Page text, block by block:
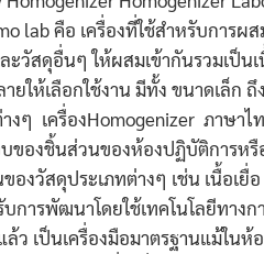
lab คือ เครื่องที่ใช้สำหรับการ
ะวัสดุอื่นๆ ให้ผสมเข้ากันรวมเป็น
ยให้เลือกใช้งาน มีทั้ง ขนาดเล็ก
งๆ เครื่องHomogenizer ภาษาไ
ของชิ้นส่วนของห้องปฏิบัติการห
ของวัสดุประเภทต่างๆ เช่น เนื้อเ
บการพัฒนาโดยใช้เทคโนโลยีทาง
ว เป็นเครื่องมือมาตรฐานแม้ใน